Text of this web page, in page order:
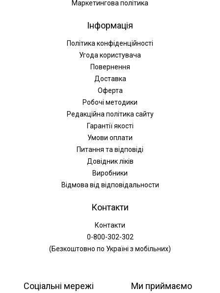
Маркетингова політика
Інформація
Політика конфіденційності
Угода користувача
Повернення
Доставка
Оферта
Робочі методики
Редакційна політика сайту
Гарантії якості
Умови оплати
Питання та відповіді
Довідник ліків
Виробники
Відмова від відповідальности
Контакти
Контакти
0-800-302-302
(Безкоштовно по Україні з мобільних)
Соціальні мережі Ми приймаємо